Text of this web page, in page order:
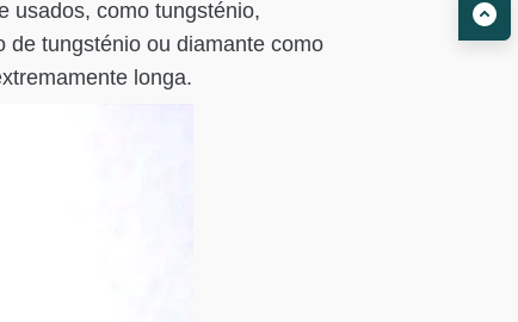
usados, como tungsténio,
de tungsténio ou diamante como
longa.